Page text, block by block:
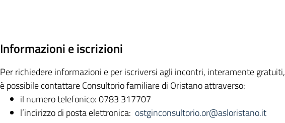
Informazioni e iscrizioni
Per richiedere informazioni e per iscriversi agli incontri, interamente gratuiti,
è possibile contattare Consultorio familiare di Oristano attraverso:
il numero telefonico: 0783 317707
l’indirizzo di posta elettronica: ostginconsultorio.or@asloristano.it